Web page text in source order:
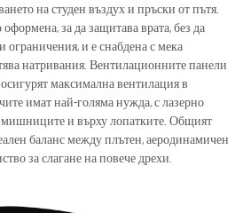
на студен въздух и пръски от пътя.
за да защитава врата, без да
и е снабдена с мека
натривания. Вентилационните панели
максимална вентилация в
имат най-голяма нужда, с лазерно
и върху лопатките. Общият
баланс между плътен, аеродинамичен
за слагане на повече дрехи.